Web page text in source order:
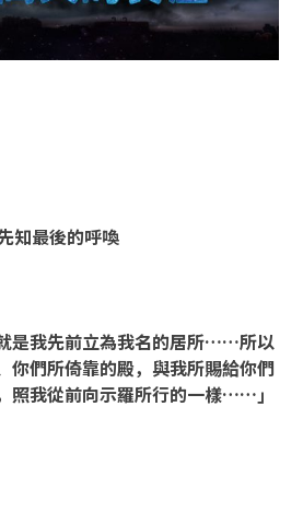
知最後的呼喚
是我先前立為我名的居所……所以
你們所倚靠的殿，與我所賜給你們
照我從前向示羅所行的一樣……」